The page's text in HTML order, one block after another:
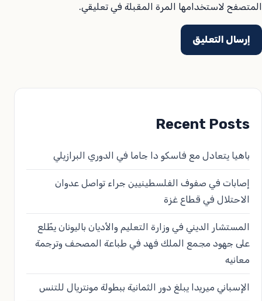
المتصفح لاستخدامها المرة المقبلة في تعليقي.
Recent Posts
باهيا يتعادل مع فاسكو دا جاما في الدوري البرازيلي
إصابات في صفوف الفلسطينيين جراء تواصل عدوان
الاحتلال في قطاع غزة
المستشار الديني في وزارة التعليم والأديان باليونان يطّلع
على جهود مجمع الملك فهد في طباعة المصحف وترجمة
معانيه
الإسباني ميريدا يبلغ دور الثمانية ببطولة مونتريال للتنس